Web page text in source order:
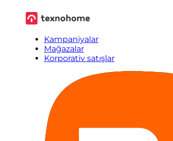
Kampaniyalar
Mağazalar
Korporativ satışlar